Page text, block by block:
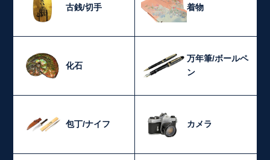
古銭/切手 着物
化石
万年筆/ボールペ
ン
包丁/ナイフ カメラ